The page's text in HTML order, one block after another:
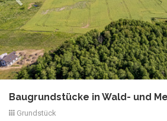
Baugrundstücke in Wald- und
Grundstück